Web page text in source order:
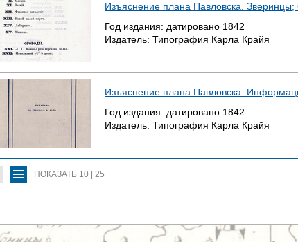
Изъяснение плана Павловска.
Год издания: датировано 1842
Издатель: Типография Карла Крайя
Изъяснение плана Павловска.
Год издания: датировано 1842
Издатель: Типография Карла Крайя
ПОКАЗАТЬ 10 25